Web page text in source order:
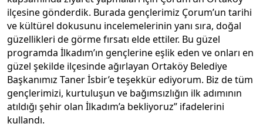
ilçesine gönderdik. Burada gençlerimiz Çorum’un tarihi
ve kültürel dokusunu incelemelerinin yanı sıra, doğal
güzellikleri de görme fırsatı elde ettiler. Bu güzel
programda İlkadım’ın gençlerine eşlik eden ve onları en
güzel şekilde ilçesinde ağırlayan Ortaköy Belediye
Başkanımız Taner İsbir’e teşekkür ediyorum. Biz de tüm
gençlerimizi, kurtuluşun ve bağımsızlığın ilk adımının
atıldığı şehir olan İlkadım’a bekliyoruz” ifadelerini
kullandı.